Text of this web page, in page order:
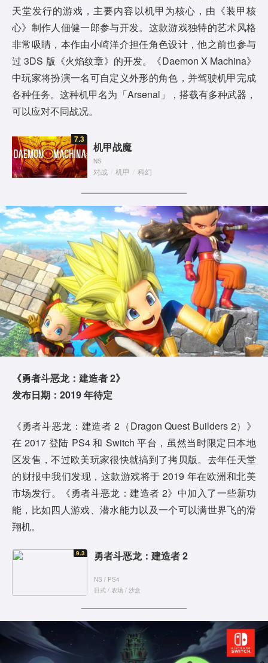
天堂发行的游戏，主要内容以机甲为核心，由《装甲核
心》制作人佃健一郎参与开发。这款游戏独特的艺术风格
非常吸睛，本作由小崎洋介担任角色设计，他之前也参与
过 3DS 版《火焰纹章》的开发。《Daemon X Machina》
中玩家将扮演一名可自定义外形的角色，并驾驶机甲完成
各种任务。这种机甲名为「Arsenal」，搭载有多种武器，
可以应对不同战况。
7.3
机甲战魔
NS
对战 机甲 科幻
《勇者斗恶龙：建造者 2》
发布日期：2019 年待定
《勇者斗恶龙：建造者 2（Dragon Quest Builders 2）》
在 2017 登陆 PS4 和 Switch 平台，虽然当时限定日本地
区发售，不过欧美玩家很快就搞到了拷贝版。去年任天堂
的财报中我们发现，这款游戏将于 2019 年在欧洲和北美
市场发行。《勇者斗恶龙：建造者 2》中加入了一些新功
能，比如四人游戏、潜水能力以及一个可以满世界飞的滑
翔机。
9.3 勇者斗恶龙：建造者 2
NS / PS4
日式 / 农场 / 沙盒